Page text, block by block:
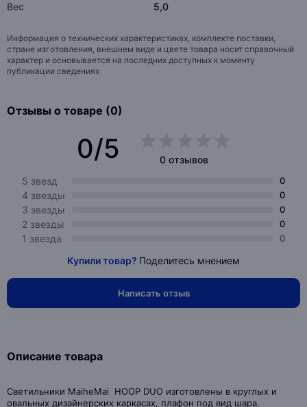
Вес 5,0
Информация о технических характеристиках, комплекте поставки,
стране изготовления, внешнем виде и цвете товара носит справочный
характер и основывается на последних доступных к моменту
публикации сведениях
Отзывы о товаре (0)
0/5
0 отзывов
5 звезд
0
4 звезды 0
3 звезды 0
2 звезды 0
1 звезда 0
Купили товар? Поделитесь мнением
Написать отзыв
Описание товара
Светильники MaiheMai HOOP DUO изготовлены в круглых и
овальных дизайнерских каркасах, плафон под вид шара.